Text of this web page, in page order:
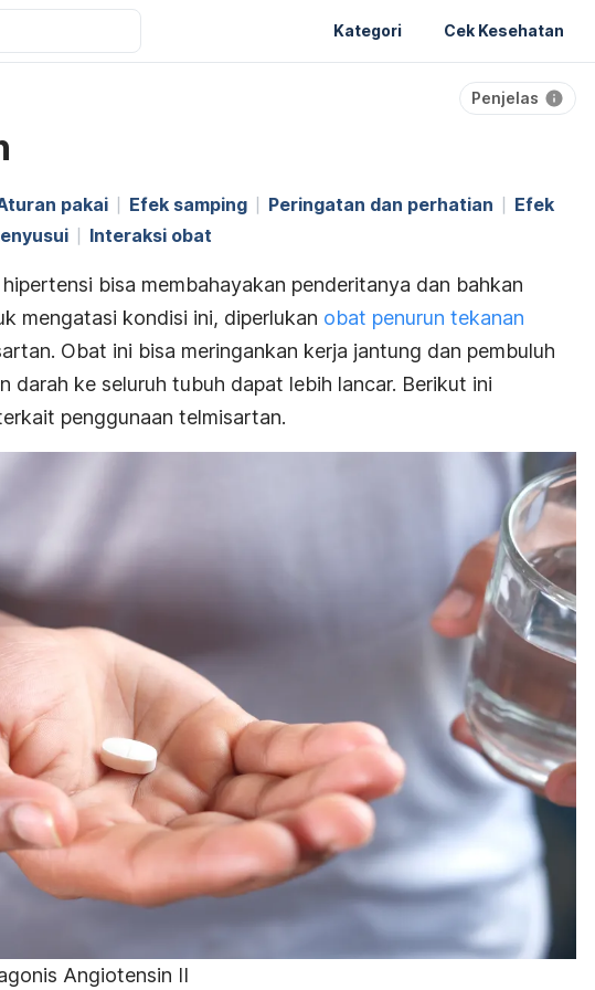
Kategori Cek Kesehatan
Penjelas
pakai Efek samping Peringatan dan perhatian
Efek
Interaksi obat
bisa membahayakan penderitanya dan bahkan
mengatasi kondisi ini, diperlukan obat penurun tekanan
Obat ini bisa meringankan kerja jantung dan pembuluh
darah ke seluruh tubuh dapat lebih lancar. Berikut ini
penggunaan telmisartan.
Angiotensin II